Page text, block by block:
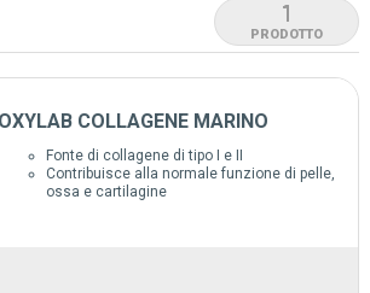
1
PRODOTTO
OXYLAB COLLAGENE MARINO
Fonte di collagene di tipo I e II
Contribuisce alla normale funzione di pelle,
ossa e cartilagine